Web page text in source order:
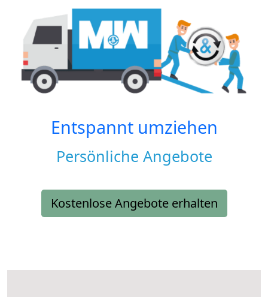
Entspannt umziehen
Persönliche Angebote
Kostenlose Angebote erhalten